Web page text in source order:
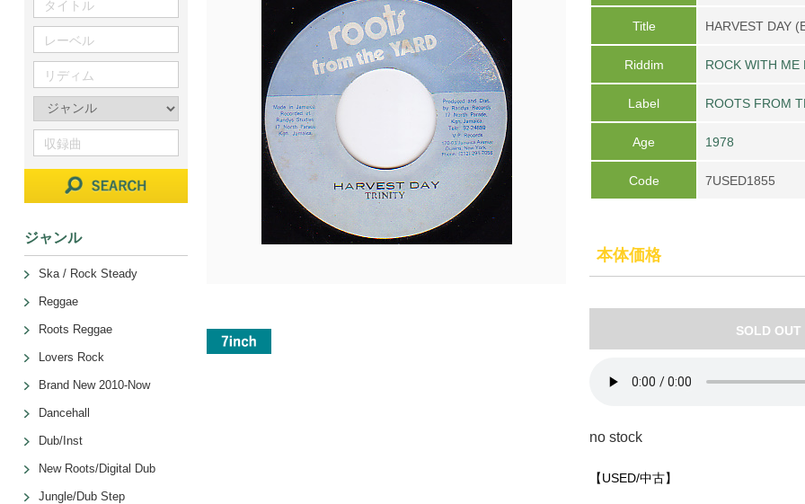
Title HARVEST DAY
Riddim ROCK WITH ME
Label ROOTS FROM
Age 1978
Code 7USED1855
本体価格
SOLD OUT
no stock
【USED/中古】
ジャンル
Ska / Rock Steady
Reggae
Roots Reggae
Lovers Rock
Brand New 2010-Now
Dancehall
Dub/Inst
New Roots/Digital Dub
Jungle/Dub Step